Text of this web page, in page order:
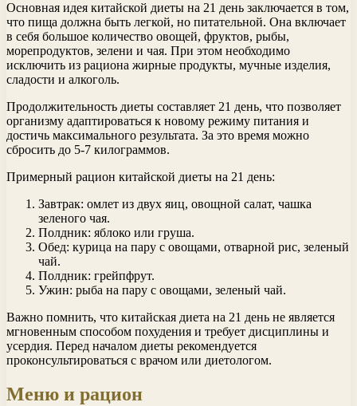
Основная идея китайской диеты на 21 день заключается в том,
что пища должна быть легкой, но питательной. Она включает
в себя большое количество овощей, фруктов, рыбы,
морепродуктов, зелени и чая. При этом необходимо
исключить из рациона жирные продукты, мучные изделия,
сладости и алкоголь.
Продолжительность диеты составляет 21 день, что позволяет
организму адаптироваться к новому режиму питания и
достичь максимального результата. За это время можно
сбросить до 5-7 килограммов.
Примерный рацион китайской диеты на 21 день:
Завтрак: омлет из двух яиц, овощной салат, чашка
зеленого чая.
Полдник: яблоко или груша.
Обед: курица на пару с овощами, отварной рис, зеленый
чай.
Полдник: грейпфрут.
Ужин: рыба на пару с овощами, зеленый чай.
Важно помнить, что китайская диета на 21 день не является
мгновенным способом похудения и требует дисциплины и
усердия. Перед началом диеты рекомендуется
проконсультироваться с врачом или диетологом.
Меню и рацион